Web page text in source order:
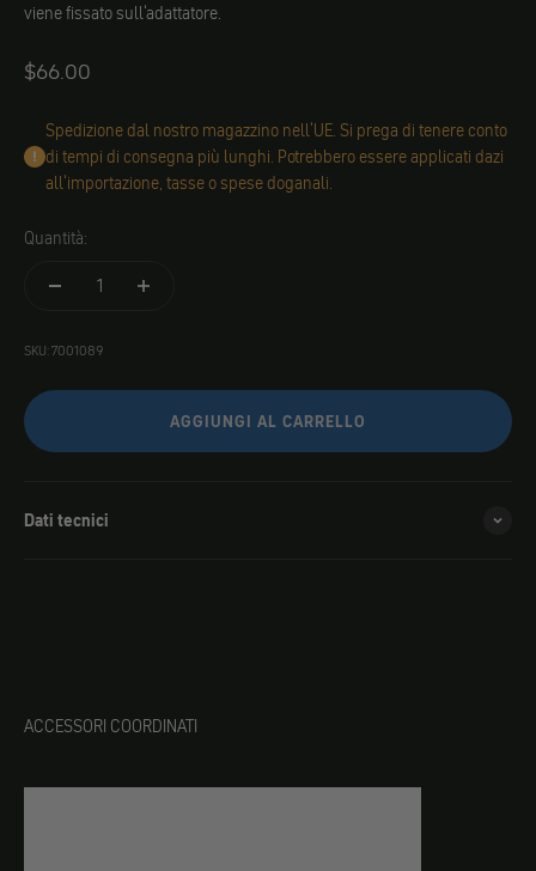
viene fissato sull'adattatore.
Angebot
$66.00
Spedizione dal nostro magazzino nell'UE. Si prega di tenere conto
di tempi di consegna più lunghi. Potrebbero essere applicati dazi
all'importazione, tasse o spese doganali.
Quantità:
SKU: 7001089
AGGIUNGI AL CARRELLO
Dati tecnici
ACCESSORI COORDINATI